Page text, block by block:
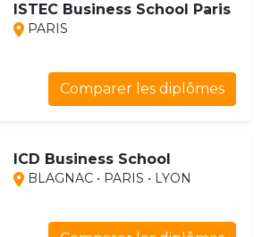
ISTEC Business School Paris
PARIS
Comparer les diplômes
ICD Business School
BLAGNAC • PARIS • LYON